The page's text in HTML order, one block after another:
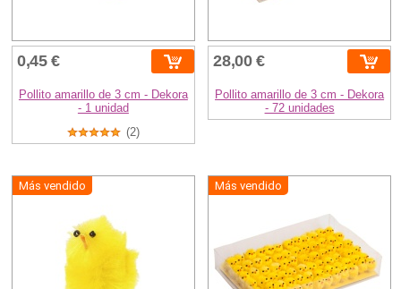
0,45 €
Pollito amarillo de 3 cm - Dekora
- 1 unidad
(2)
28,00 €
Pollito amarillo de 3 cm - Dekora
- 72 unidades
Más vendido Más vendido